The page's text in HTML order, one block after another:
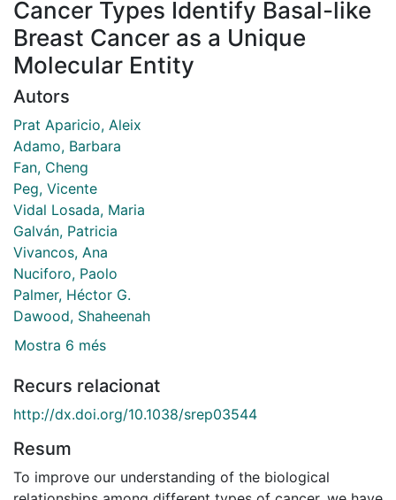
Cancer Types Identify Basal-like
Breast Cancer as a Unique
Molecular Entity
Autors
Prat Aparicio, Aleix
Adamo, Barbara
Fan, Cheng
Peg, Vicente
Vidal Losada, Maria
Galván, Patricia
Vivancos, Ana
Nuciforo, Paolo
Palmer, Héctor G.
Dawood, Shaheenah
Mostra 6 més
Recurs relacionat
http://dx.doi.org/10.1038/srep03544
Resum
To improve our understanding of the biological